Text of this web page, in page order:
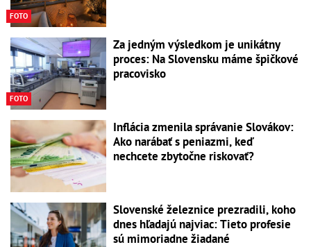
FOTO
FOTO
Za jedným výsledkom je unikátny
proces: Na Slovensku máme špičkové
pracovisko
Inflácia zmenila správanie Slovákov:
Ako narábať s peniazmi, keď
nechcete zbytočne riskovať?
Slovenské železnice prezradili, koho
dnes hľadajú najviac: Tieto profesie
sú mimoriadne žiadané